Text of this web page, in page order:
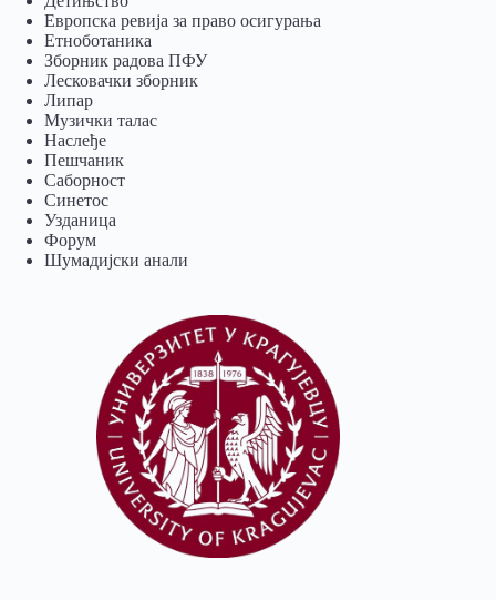
Европска ревија за право осигурања
Eтноботаника
Зборник радова ПФУ
Лесковачки зборник
Липар
Музички талас
Наслеђе
Пешчаник
Саборност
Синетос
Узданица
Форум
Шумадијски анали